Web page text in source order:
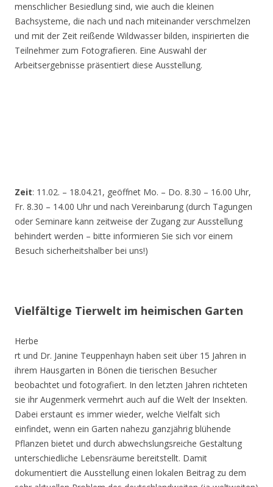
menschlicher Besiedlung sind, wie auch die kleinen
Bachsysteme, die nach und nach miteinander verschmelzen
und mit der Zeit reißende Wildwasser bilden, inspirierten die
Teilnehmer zum Fotografieren. Eine Auswahl der
Arbeitsergebnisse präsentiert diese Ausstellung.
Zeit: 11.02. – 18.04.21, geöffnet Mo. – Do. 8.30 – 16.00 Uhr,
Fr. 8.30 – 14.00 Uhr und nach Vereinbarung (durch Tagungen
oder Seminare kann zeitweise der Zugang zur Ausstellung
behindert werden – bitte informieren Sie sich vor einem
Besuch sicherheitshalber bei uns!)
Vielfältige Tierwelt im heimischen Garten
Herbe
rt und Dr. Janine Teuppenhayn haben seit über 15 Jahren in
ihrem Hausgarten in Bönen die tierischen Besucher
beobachtet und fotografiert. In den letzten Jahren richteten
sie ihr Augenmerk vermehrt auch auf die Welt der Insekten.
Dabei erstaunt es immer wieder, welche Vielfalt sich
einfindet, wenn ein Garten nahezu ganzjährig blühende
Pflanzen bietet und durch abwechslungsreiche Gestaltung
unterschiedliche Lebensräume bereitstellt. Damit
dokumentiert die Ausstellung einen lokalen Beitrag zu dem